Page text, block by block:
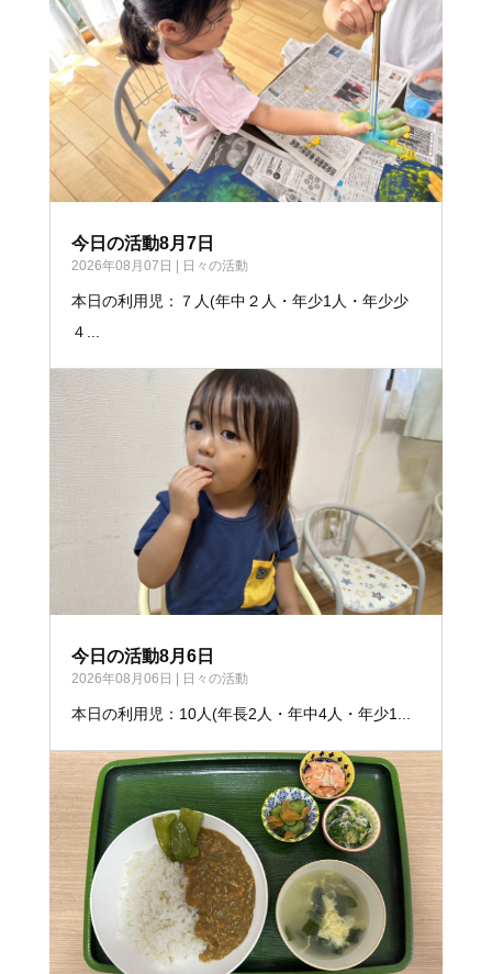
今日の活動8月7日
2026年08月07日 | 日々の活動
本日の利用児：７人(年中２人・年少1人・年少少
４...
今日の活動8月6日
2026年08月06日 | 日々の活動
本日の利用児：10人(年長2人・年中4人・年少1...